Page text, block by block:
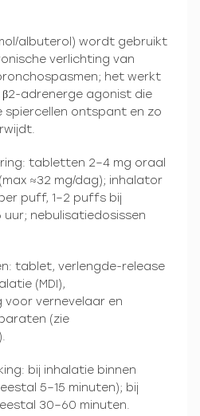
albuterol) wordt gebruikt
verlichting van
het werkt
β2-adrenerge agonist die
spiercellen ontspant en zo
tabletten 2–4 mg oraal
≈32 mg/dag); inhalator
puff, 1–2 puffs bij
nebulisatiedosissen
tablet, verlengde-release
(MDI),
voor vernevelaar en
(zie
bij inhalatie binnen
5–15 minuten); bij
30–60 minuten.